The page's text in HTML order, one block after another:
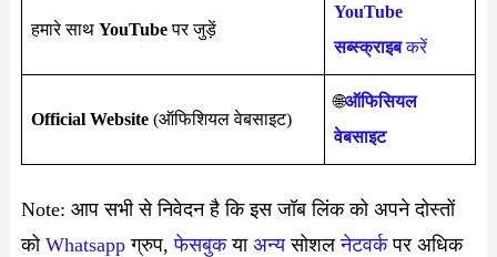
हमारे साथ YouTubeपर जुड़ें
YouTube
सब्स्क्राइबकरें
Official Website (ऑफिशियल वेबसाइट)
🌐ऑफिसियल
वेबसाइट
Note: आप सभी से निवेदन है कि इस जॉब लिंक को अपने दोस्तों
को Whatsappग्रुप,फेसबुकया अन्यसोशलनेटवर्कपर अधिक